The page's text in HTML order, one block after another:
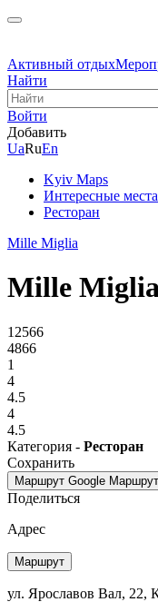
Активный отдых
Найти
Войти
Добавить
UaRuEn
Kyiv Maps
Интересные места
Ресторан
Mille Miglia
Mille
12566
4866
1
4
4.5
4
4.5
Категория - Ресторан
Сохранить
Маршрут Google Маршрут
Поделиться
Адрес
Маршрут
ул. Ярославов Вал, 22,